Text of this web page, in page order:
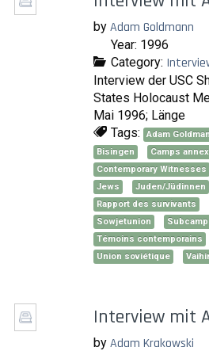
by Adam Goldmann
Year: 1996
Category:
Interview der USC
States Holocaust
Mai 1996; Länge
Tags:
Adam
Bisingen
Camps
Contemporary Witnesses
Jews
Juden/Jüdinnen
Rapport des survivants
Sowjetunion
Subcamp
Témoins contemporains
Union soviétique
Interview mit
by Adam Krakowski